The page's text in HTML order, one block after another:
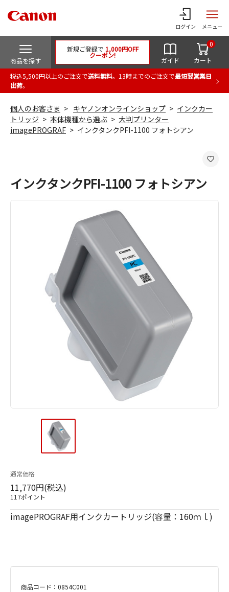
ログイン メニュー
商品を探す
新規ご登録で 1,000円OFF
クーポン!
ガイド カート
0
税込5,500円以上のご注文で送料無料。13時までのご注文で最短翌営業日
出荷。
個人のお客さま キヤノンオンラインショップ
インクカー
トリッジ
本体機種から選ぶ
大判プリンター
imagePROGRAF
インクタンクPFI-1100 フォトシアン
インクタンクPFI-1100 フォトシアン
通常価格
11,770円(税込)
117ポイント
imagePROGRAF用インクカートリッジ(容量：160ｍｌ)
商品コード：0854C001